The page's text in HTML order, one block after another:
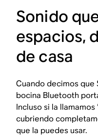
Sonido
espacios,
de casa
Cuando decimos que
bocina Bluetooth
Incluso si la
cubriendo
que la puedes usar.